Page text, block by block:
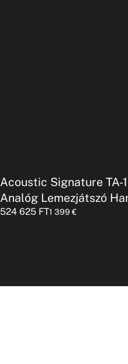
Acoustic Signature TA-
Analóg Lemezjátszó
524 625 FT1 399€